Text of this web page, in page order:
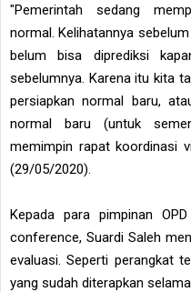
"Pemerintah sedang
normal. Kelihatannya
belum bisa diprediksi
sebelumnya. Karena itu kita
persiapkan normal baru,
normal baru (untuk
memimpin rapat koordinasi
(29/05/2020).
Kepada para pimpinan
conference, Suardi Saleh
evaluasi. Seperti perangkat
yang sudah diterapkan